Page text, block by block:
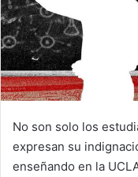
No son solo los
expresan su
enseñando en la